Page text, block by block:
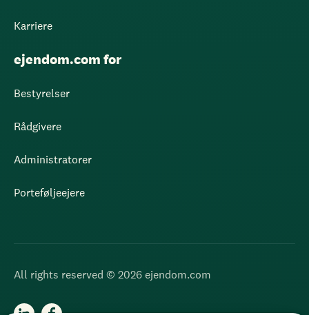
Karriere
ejendom.com for
Bestyrelser
Rådgivere
Administratorer
Porteføljeejere
All rights reserved © 2026 ejendom.com